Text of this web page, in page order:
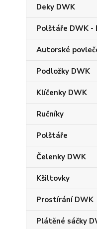
Deky DWK
Polštáře DWK -
Autorské
Podložky DWK
Klíčenky DWK
Ručníky
Polštáře
Čelenky DWK
Kšiltovky
Prostírání DWK
Plátěné sáčky